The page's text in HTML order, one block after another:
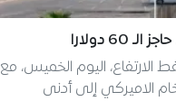
60 دولارا
الارتفاع، اليوم الخميس، مع
الاميركي إلى أدنى